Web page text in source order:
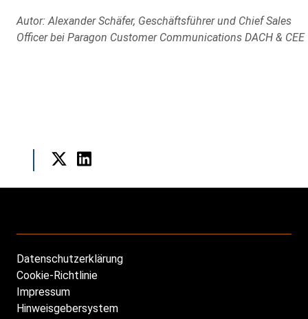
Autor: Alexander Schäfer, Geschäftsführer und Chief Sales
Officer bei Paragon Customer Communications DACH & CEE
Footer
DE
Datenschutzerklärung
Cookie-Richtlinie
Impressum
Hinweisgebersystem